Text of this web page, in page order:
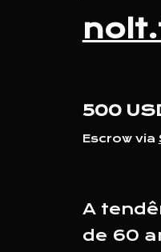
500
Escrow via
A
de 60